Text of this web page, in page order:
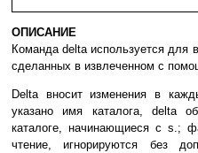
ОПИСАНИЕ
Команда delta используется для
сделанных в извлеченном с
Delta вносит изменения в
указано имя каталога, delta
каталоге, начинающиеся с s.;
чтение, игнорируются без